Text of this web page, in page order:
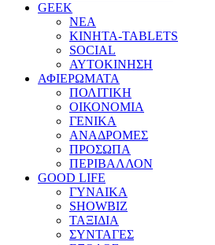
GEEK
ΝΕΑ
ΚΙΝΗΤΑ-TABLETS
SOCIAL
ΑΥΤΟΚΙΝΗΣΗ
ΑΦΙΕΡΩΜΑΤΑ
ΠΟΛΙΤΙΚΗ
ΟΙΚΟΝΟΜΙΑ
ΓΕΝΙΚΑ
ΑΝΑΔΡΟΜΕΣ
ΠΡΟΣΩΠΑ
ΠΕΡΙΒΑΛΛΟΝ
GOOD LIFE
ΓΥΝΑΙΚΑ
SHOWBIZ
ΤΑΞΙΔΙΑ
ΣΥΝΤΑΓΕΣ